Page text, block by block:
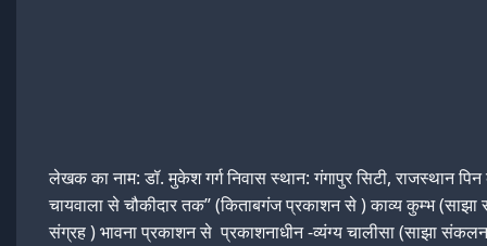
लेखक का नाम: डॉ. मुकेश गर्ग निवास स्थान: गंगापुर सिटी, राजस्थान
चायवाला से चौकीदार तक” (किताबगंज प्रकाशन से ) काव्य कुम्भ
संग्रह ) भावना प्रकाशन से प्रकाशनाधीन -व्यंग्य चालीसा (साझा